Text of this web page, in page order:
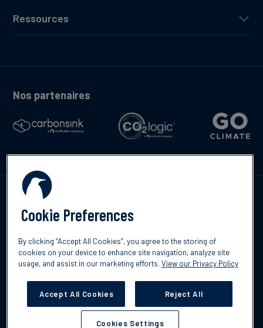
English
Ressources
Nos partenaires
responsabilité
Cookie Preferences
By clicking “Accept All Cookies”, you agree to the storing of
cookies on your device to enhance site navigation, analyze site
usage, and assist in our marketing efforts. View our Privacy Policy
Accept All Cookies Reject All
Cookies Settings